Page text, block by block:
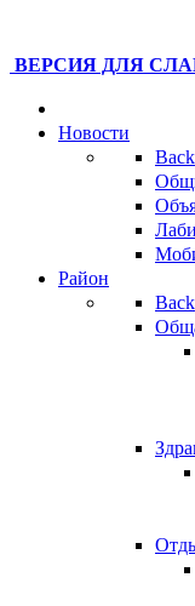
ВЕРСИЯ ДЛЯ
Новости
Back
Район
Back